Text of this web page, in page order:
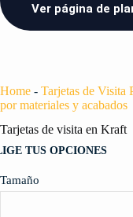
Ver página de
Home - Tarjetas de Visita
por materiales y acabados
Tarjetas de visita en Kraft
TUS OPCIONES
Tamaño